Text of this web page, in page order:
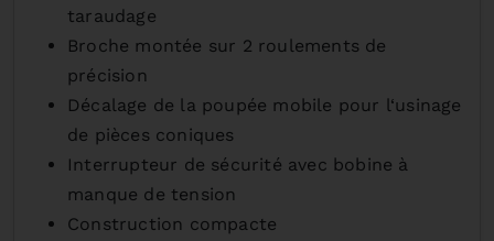
taraudage
Broche montée sur 2 roulements de
précision
Décalage de la poupée mobile pour l‘usinage
de pièces coniques
Interrupteur de sécurité avec bobine à
manque de tension
Construction compacte